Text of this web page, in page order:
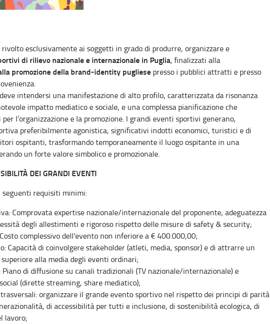
esclusivamente ai soggetti in grado di produrre, organizzare e
di rilievo nazionale e internazionale in Puglia, finalizzati alla
promozione della brand-identity pugliese presso i pubblici attratti e presso
intendersi una manifestazione di alto profilo, caratterizzata da risonanza
impatto mediatico e sociale, e una complessa pianificazione che
l’organizzazione e la promozione. I grandi eventi sportivi generano,
preferibilmente agonistica, significativi indotti economici, turistici e di
ospitanti, trasformando temporaneamente il luogo ospitante in una
un forte valore simbolico e promozionale.
DEI GRANDI EVENTI
seguenti requisiti minimi:
Comprovata expertise nazionale/internazionale del proponente, adeguatezza
degli allestimenti e rigoroso rispetto delle misure di safety & security;
complessivo dell'evento non inferiore a € 400.000,00;
Capacità di coinvolgere stakeholder (atleti, media, sponsor) e di attrarre un
alla media degli eventi ordinari;
Piano di diffusione su canali tradizionali (TV nazionale/internazionale) e
(dirette streaming, share mediatico);
organizzare il grande evento sportivo nel rispetto dei principi di parità
di accessibilità per tutti e inclusione, di sostenibilità ecologica, di
lavoro;